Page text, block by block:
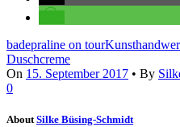
badepraline on tour
Duschcreme
On 15. September 2017 • By
0
About Silke Büsing-Schmidt